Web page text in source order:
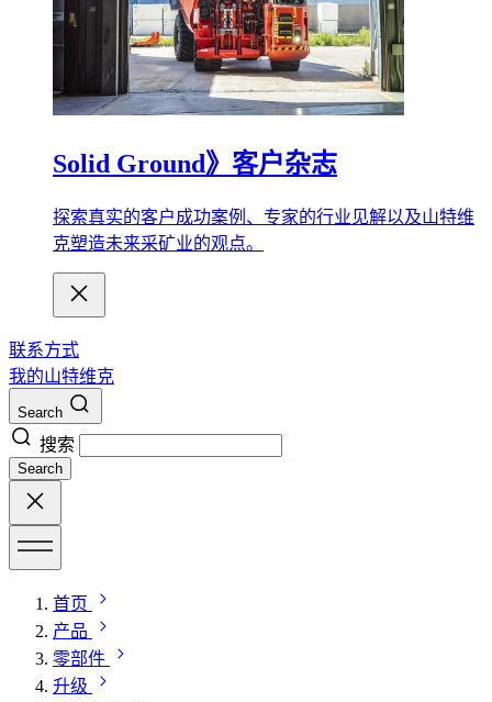
Solid Ground》客户杂志
探索真实的客户成功案例、专家的行业见解以及山特维
克塑造未来采矿业的观点。
联系方式
我的山特维克
Search
搜索
Search
首页
产品
零部件
升级